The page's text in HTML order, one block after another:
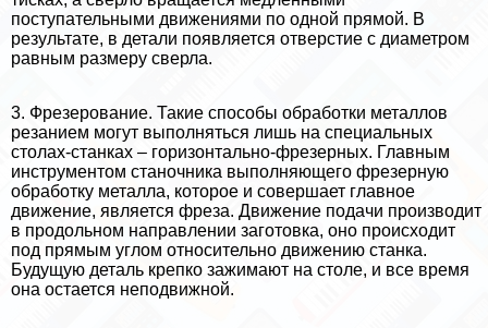
поступательными движениями по одной прямой. В
результате, в детали появляется отверстие с диаметром
равным размеру сверла.
3. Фрезерование. Такие способы обработки металлов
резанием могут выполняться лишь на специальных
столах-станках – горизонтально-фрезерных. Главным
инструментом станочника выполняющего фрезерную
обработку металла, которое и совершает главное
движение, является фреза. Движение подачи производит
в продольном направлении заготовка, оно происходит
под прямым углом относительно движению станка.
Будущую деталь крепко зажимают на столе, и все время
она остается неподвижной.